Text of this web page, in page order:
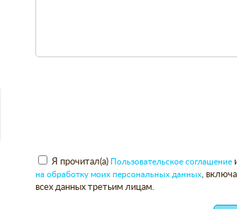
Я прочитал(а) Пользовательское соглашение
на обработку моих персональных данных ,
всех данных третьим лицам.